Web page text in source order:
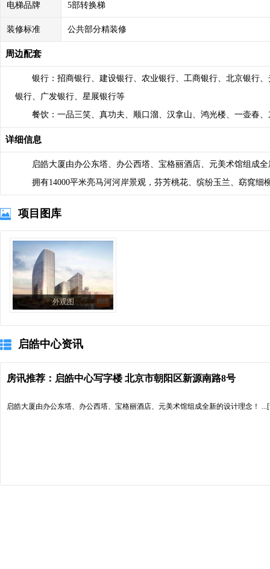
电梯品牌 5部转换梯
装修标准 公共部分精装修
周边配套
银行：招商银行、建设银行、农业银行、工商银行、北京银行、
银行、广发银行、星展银行等
餐饮：一品三笑、真功夫、顺口溜、汉拿山、鸿光楼、一壶春、
详细信息
启皓大厦由办公东塔、办公西塔、宝格丽酒店、元美术馆组成全
拥有14000平米亮马河河岸景观，芬芳桃花、缤纷玉兰、窈窕细
项目图库
外观图
启皓中心资讯
房讯推荐：启皓中心写字楼 北京市朝阳区新源南路8号
启皓大厦由办公东塔、办公西塔、宝格丽酒店、元美术馆组成全新的设计理念！